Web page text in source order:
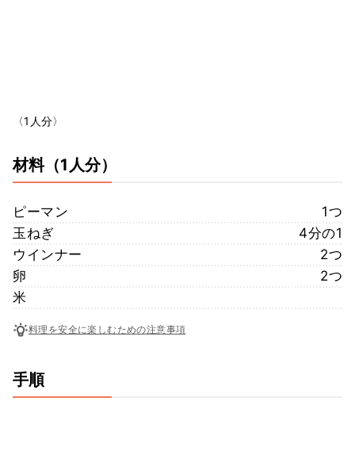
〈1人分〉
材料（1人分）
ピーマン
1つ
玉ねぎ
4分の1
ウインナー
2つ
卵
2つ
米
料理を安全に楽しむための注意事項
手順